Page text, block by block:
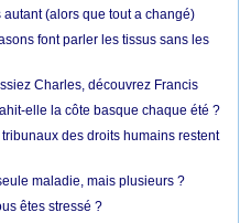
(alors que tout a changé)
font parler les tissus sans les
Charles, découvrez Francis
elle la côte basque chaque été ?
des droits humains restent
maladie, mais plusieurs ?
êtes stressé ?